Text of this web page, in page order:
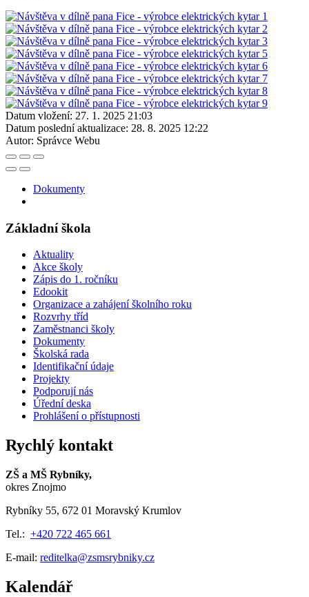
Datum vložení: 27. 1. 2025 21:03
Datum poslední aktualizace: 28. 8. 2025 12:22
Autor: Správce Webu
Dokumenty
Základní škola
Aktuality
Akce školy
Zápis do 1. ročníku
Edookit
Organizace a zahájení školního roku
Rozvrhy tříd
Zaměstnanci školy
Dokumenty
Školská rada
Identifikační údaje
Projekty
Podporují nás
Úřední deska
Prohlášení o přístupnosti
Rychlý kontakt
ZŠ a MŠ Rybníky,
okres Znojmo
Rybníky 55, 672 01 Moravský Krumlov
Tel.: +420 722 465 661
E-mail: reditelka@zsmsrybniky.cz
Kalendář